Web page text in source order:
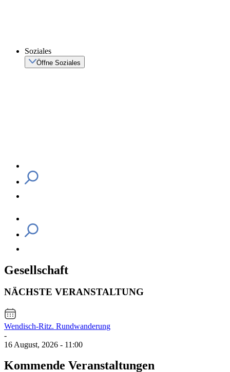
Soziales
Öffne Soziales
Gesellschaft
NÄCHSTE VERANSTALTUNG
Wendisch-Ritz. Rundwanderung
-
16 August, 2026 - 11:00
Kommende Veranstaltungen